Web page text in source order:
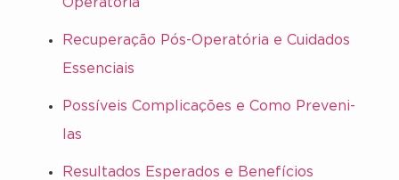
Operatória
Recuperação Pós-Operatória e Cuidados
Essenciais
Possíveis Complicações e Como Preveni-
las
Resultados Esperados e Benefícios